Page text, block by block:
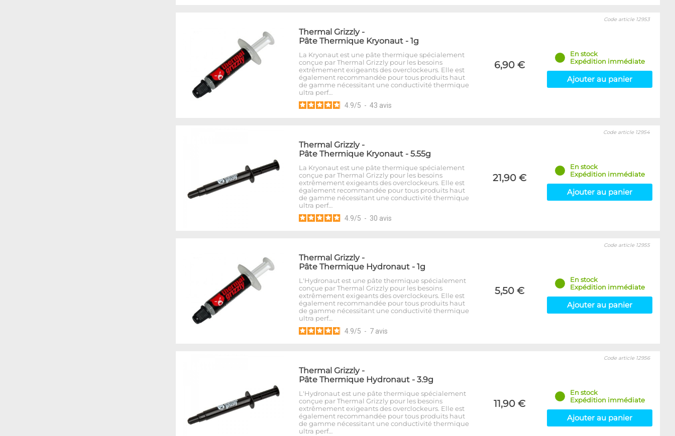
Thermal Grizzly-
Pâte Thermique Kryonaut - 1g
La Kryonaut est une pâte thermique spécialement
conçue par Thermal Grizzly pour les besoins
extrêmement exigeants des overclockeurs. Elle est
également recommandée pour tous produits haut
de gamme nécessitant une conductivité thermique
ultra perf…
4.9/5 - 43 avis
6,90 €
Code article 12953
En stock
Expédition immédiate
Ajouter au panier
Thermal Grizzly-
Pâte Thermique Kryonaut - 5.55g
La Kryonaut est une pâte thermique spécialement
conçue par Thermal Grizzly pour les besoins
extrêmement exigeants des overclockeurs. Elle est
également recommandée pour tous produits haut
de gamme nécessitant une conductivité thermique
ultra perf…
4.9/5 - 30 avis
21,90 €
Code article 12954
En stock
Expédition immédiate
Ajouter au panier
Thermal Grizzly-
Pâte Thermique Hydronaut - 1g
L'Hydronaut est une pâte thermique spécialement
conçue par Thermal Grizzly pour les besoins
extrêmement exigeants des overclockeurs. Elle est
également recommandée pour tous produits haut
de gamme nécessitant une conductivité thermique
ultra perf…
4.9/5 - 7 avis
5,50 €
Code article 12955
En stock
Expédition immédiate
Ajouter au panier
Thermal Grizzly-
Pâte Thermique Hydronaut - 3.9g
L'Hydronaut est une pâte thermique spécialement
conçue par Thermal Grizzly pour les besoins
extrêmement exigeants des overclockeurs. Elle est
également recommandée pour tous produits haut
de gamme nécessitant une conductivité thermique
ultra perf…
11,90 €
Code article 12956
En stock
Expédition immédiate
Ajouter au panier